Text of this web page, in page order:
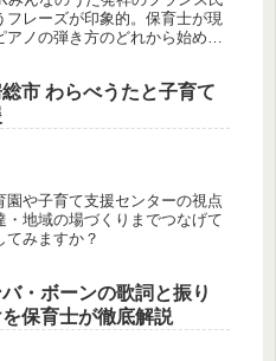
レーズが印象的。保育士が現
ノの弾き方のどれから始める
市 わらべうたと子育て
や子育て支援センターの視点
地域の場づくりまでつなげて
みますか？
・ボーンの歌詞と振り
保育士が徹底解説